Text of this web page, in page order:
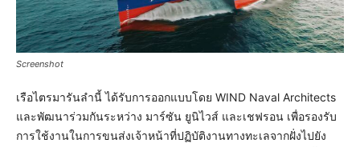
Screenshot
เรือไตรมารันลำนี้ ได้รับการออกแบบโดย WIND Naval Architects
และพัฒนาร่วมกันระหว่าง มาร์ซัน ยูนิไวส์ และเชฟรอน เพื่อรองรับ
การใช้งานในการขนส่งเจ้าหน้าที่ปฏิบัติงานทางทะเลจากฝั่งไปยัง